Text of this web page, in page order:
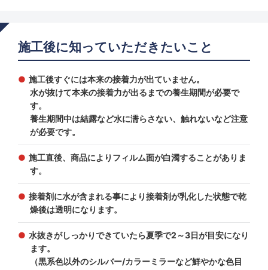
施工後に知っていただきたいこと
施工後すぐには本来の接着力が出ていません。
水が抜けて本来の接着力が出るまでの養生期間が必要で
す。
養生期間中は結露など水に濡らさない、触れないなど注意
が必要です。
施工直後、商品によりフィルム面が白濁することがありま
す。
接着剤に水が含まれる事により接着剤が乳化した状態で乾
燥後は透明になります。
水抜きがしっかりできていたら夏季で2～3日が目安になり
ます。
（黒系色以外のシルバー/カラーミラーなど鮮やかな色目